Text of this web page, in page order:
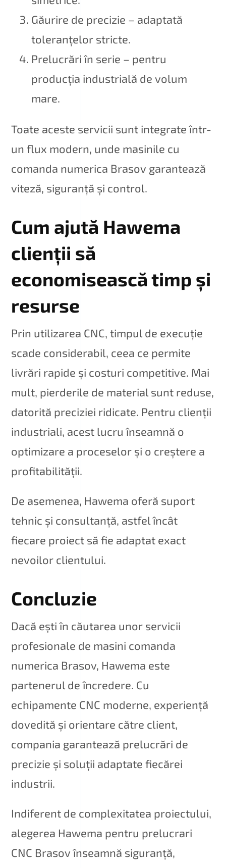
Găurire de precizie – adaptată
toleranțelor stricte.
Prelucrări în serie – pentru
producția industrială de volum
mare.
Toate aceste servicii sunt integrate într-
un flux modern, unde masinile cu
comanda numerica Brasov garantează
viteză, siguranță și control.
Cum ajută Hawema
clienții să
economisească timp și
resurse
Prin utilizarea CNC, timpul de execuție
scade considerabil, ceea ce permite
livrări rapide și costuri competitive. Mai
mult, pierderile de material sunt reduse,
datorită preciziei ridicate. Pentru clienții
industriali, acest lucru înseamnă o
optimizare a proceselor și o creștere a
profitabilității.
De asemenea, Hawema oferă suport
tehnic și consultanță, astfel încât
fiecare proiect să fie adaptat exact
nevoilor clientului.
Concluzie
Dacă ești în căutarea unor servicii
profesionale de masini comanda
numerica Brasov, Hawema este
partenerul de încredere. Cu
echipamente CNC moderne, experiență
dovedită și orientare către client,
compania garantează prelucrări de
precizie și soluții adaptate fiecărei
industrii.
Indiferent de complexitatea proiectului,
alegerea Hawema pentru prelucrari
CNC Brasov înseamnă siguranță,